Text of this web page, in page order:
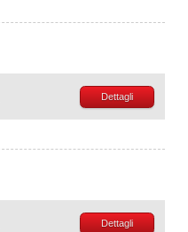
Dettagli
Dettagli